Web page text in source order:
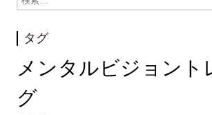
タグ
メンタルビジョント
グ